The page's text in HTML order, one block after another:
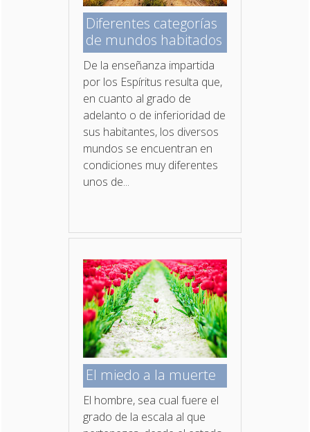
Diferentes categorías
de mundos habitados
De la enseñanza impartida
por los Espíritus resulta que,
en cuanto al grado de
adelanto o de inferioridad de
sus habitantes, los diversos
mundos se encuentran en
condiciones muy diferentes
unos de...
El miedo a la muerte
El hombre, sea cual fuere el
grado de la escala al que